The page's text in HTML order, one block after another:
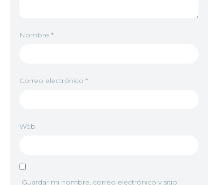
Nombre *
Correo electrónico *
Web
Guardar mi nombre, correo electrónico y sitio